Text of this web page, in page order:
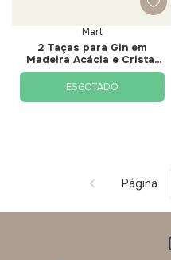
Mart
2 Taças para Gin em
Madeira Acácia e Cristal
640ml - Mart
ESGOTADO
Página